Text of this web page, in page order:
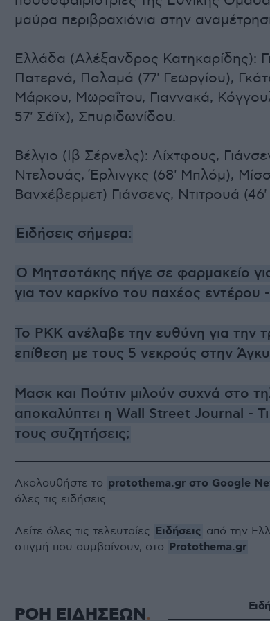
μαύρα περιβραχιόνια στην
Ελλάδα (Αλέξανδρος Κατηκαρίδης):
Πατερνά, Παλαμά (77' Γεωργίου),
Μάρκου, Μωραΐτου, Γιαννακά,
57' Σάϊχ), Σπυριδωνίδου.
Βέλγιο (Ιβ Σέρνελς): Λίχτφους,
Ντελουάς, Έρλινγκς (68' Μπλόμ),
Βανχέβερμετ) Γιάνσενς, Ντιτρουά
Ειδήσεις σήμερα:
Ο Μητσοτάκης πήγε σε φαρμακείο
για τον καρκίνο του παχέος εντέρου
Το PKK ανέλαβε την ευθύνη για την
επίθεση με τους 5 νεκρούς στην
Μασκ και Πούτιν μιλούν συχνά στο
αποκαλύπτει η Wall Street Journal - Τι
τους συζητήσεις;
Ακολουθήστε το protothema.gr στο Google
όλες τις ειδήσεις
Δείτε όλες τις τελευταίες Ειδήσεις από την
στιγμή που συμβαίνουν, στο Protothema.gr
ΡΟΗ ΕΙΔΗΣΕΩΝ